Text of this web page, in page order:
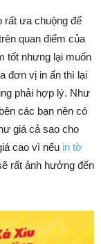
rất ưa chuộng để
quan điểm của
tốt nhưng lại muốn
đơn vị in ấn thì lại
phải hợp lý. Như
các bạn nên có
giá cả sao cho
cao vì nếu in tờ
rất ảnh hưởng đến